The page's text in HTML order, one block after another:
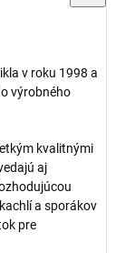
v roku 1998 a
výrobného
kvalitnými
aj
a sporákov
pre